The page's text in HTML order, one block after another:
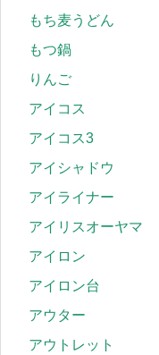
もち麦うどん
もつ鍋
りんご
アイコス
アイコス3
アイシャドウ
アイライナー
アイリスオーヤマ
アイロン
アイロン台
アウター
アウトレット